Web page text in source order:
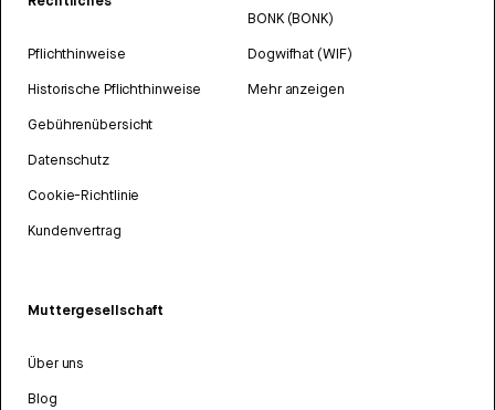
Pflichthinweise
Historische Pflichthinweise
Gebührenübersicht
Datenschutz
Cookie-Richtlinie
Kundenvertrag
BONK (BONK)
Dogwifhat (WIF)
Mehr anzeigen
Muttergesellschaft
Über uns
Blog